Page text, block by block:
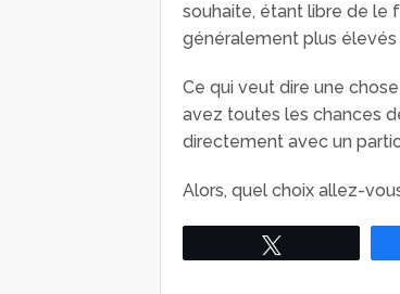
souhaite, étant libre de le
généralement plus élevés
Ce qui veut dire une
avez toutes les chances
directement avec un
Alors, quel choix allez-